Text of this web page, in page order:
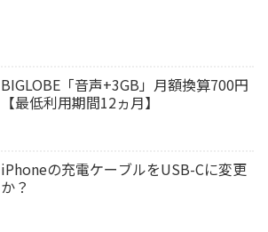
BIGLOBE「音声+3GB」月額換算700円
【最低利用期間12ヵ月】
iPhoneの充電ケーブルをUSB-Cに変更
か？